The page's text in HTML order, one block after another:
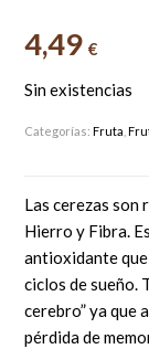
4,49€
Sin existencias
Categorías:Fruta ,
Las cerezas son
Hierro y Fibra.
antioxidante
ciclos de sueño.
cerebro” ya que
pérdida de